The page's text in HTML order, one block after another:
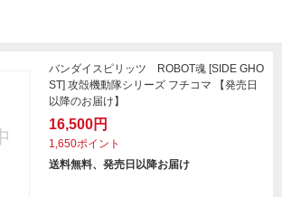
バンダイスピリッツ ROBOT魂 [SIDE GHO
ST] 攻殻機動隊シリーズ フチコマ 【発売日
以降のお届け】
16,500円
1,650ポイント
送料無料、発売日以降お届け